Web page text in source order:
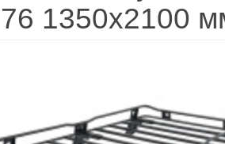
1350х2100